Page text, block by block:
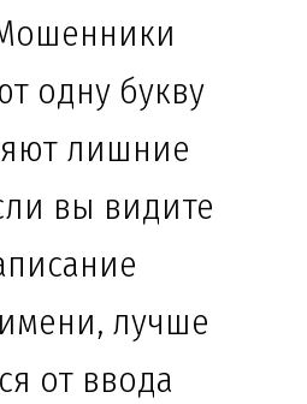
одну букву
лишние
вы видите
лучше
от ввода